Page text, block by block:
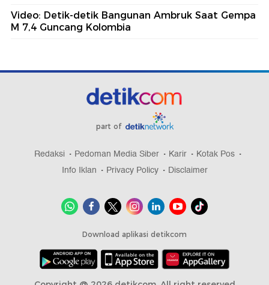
Video: Detik-detik Bangunan Ambruk Saat Gempa
M 7,4 Guncang Kolombia
part of
Redaksi Pedoman Media Siber Karir
Kotak Pos
Info Iklan
Privacy Policy Disclaimer
Download aplikasi detikcom